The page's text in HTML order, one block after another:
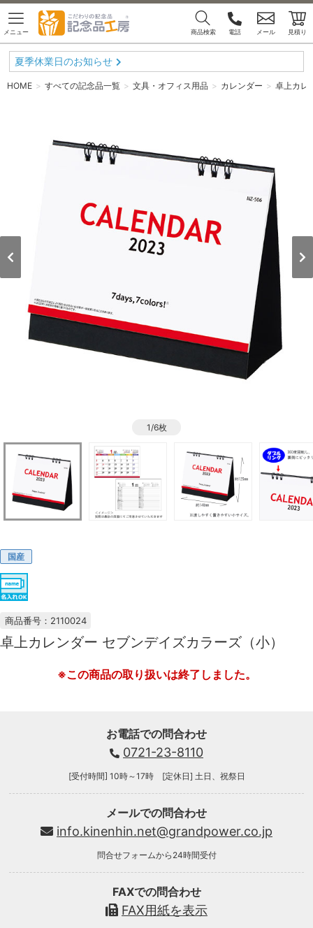
メニュー 商品検索 電話 メール 見積り
夏季休業日のお知らせ
HOME すべての記念品一覧 文具・オフィス用品 カレンダー 卓上カレ
1/6枚
国産
商品番号：2110024
卓上カレンダー セブンデイズカラーズ（小）
※この商品の取り扱いは終了しました。
お電話での問合わせ
0721-23-8110
[受付時間] 10時～17時 [定休日] 土日、祝祭日
メールでの問合わせ
info.kinenhin.net@grandpower.co.jp
問合せフォームから24時間受付
FAXでの問合わせ
FAX用紙を表示